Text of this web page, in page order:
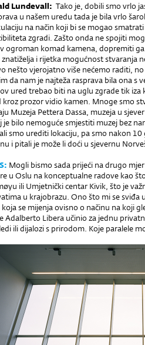
Lundevall: Tako je, dobili smo vrlo
u našem uredu tada je bila vrlo
na način koji bi se mogao
zgradi. Zašto onda ne spojiti
ogroman komad kamena, dop­remiti
znatiželja i rijetka mogućnost stvaranja
nešto vjerojatno više nećemo raditi,
da nam je najteža rasprava bila ona s
ured trebao biti na uglu zgrade tik
kroz prozor vidio kamen. Mnoge smo
Muzeja Pettera Dassa, muzeja u
je bilo nemoguće smjestiti muzej bez
smo urediti lokaciju, pa smo nakon
i pitali je može li doći u sjevernu
Mogli bismo sada prijeći na drugo
u Oslu na kon­cep­tualne radove kao
ili Umjetnički centar Kivik, što je
u krajobrazu. Ono što mi se
koja se mijenja ovisno o načinu na koji
Adalberto Libera učinio za jednu
ili dijalozi s prirodom. Koje paralele